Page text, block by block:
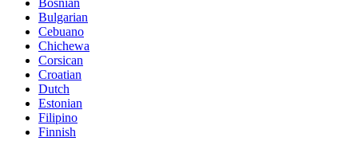
Bulgarian
Cebuano
Chichewa
Corsican
Croatian
Dutch
Estonian
Filipino
Finnish